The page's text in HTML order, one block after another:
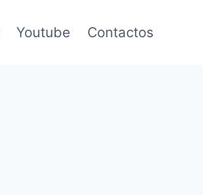
Youtube Contactos